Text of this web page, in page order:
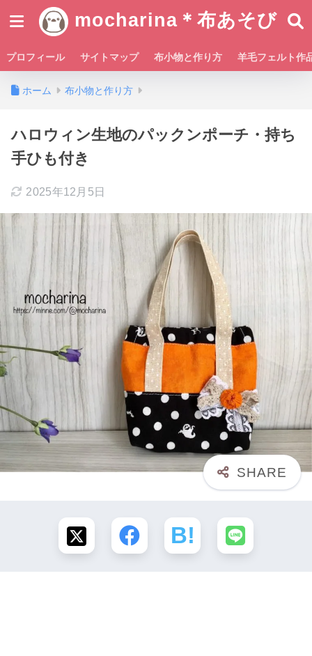
mocharina＊布あそび
プロフィール サイトマップ 布小物と作り方 羊毛フェルト作
ホーム 布小物と作り方
ハロウィン生地のパックンポーチ・持ち
手ひも付き
2025年12月5日